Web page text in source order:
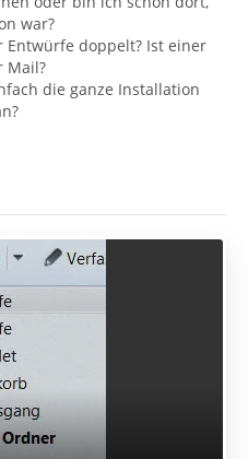
war?
doppelt? Ist einer
Mail?
die ganze Installation